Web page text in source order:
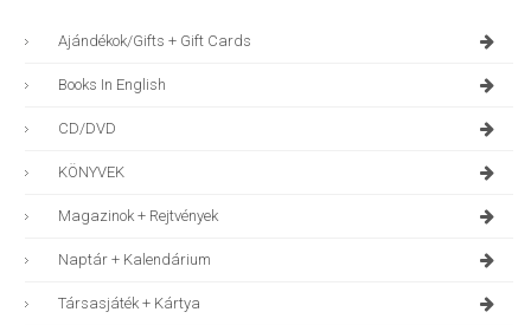
Ajándékok/gifts + Gift Cards
Books In English
CD/DVD
KÖNYVEK
Magazinok + Rejtvények
Naptár + Kalendárium
Társasjáték + Kártya